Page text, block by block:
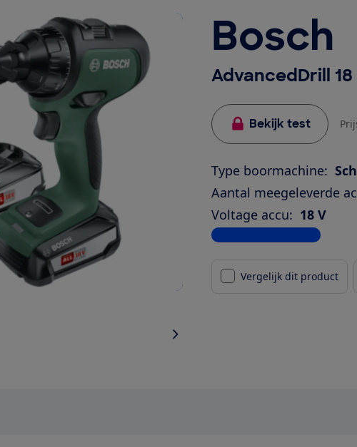
Bosch
AdvancedDrill
Bekijk test
Type boormachine:
Aantal meegeleverde
Voltage accu: 18 V
Bekijk alle specificaties
Vergelijk dit product